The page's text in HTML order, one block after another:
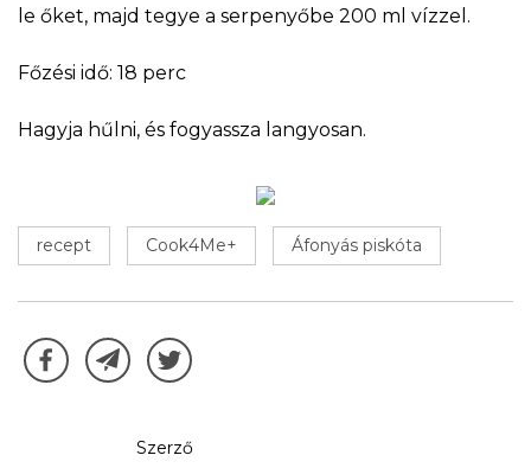
le őket, majd tegye a serpenyőbe 200 ml vízzel.
Főzési idő: 18 perc
Hagyja hűlni, és fogyassza langyosan.
recept Cook4Me+ Áfonyás piskóta
Szerző